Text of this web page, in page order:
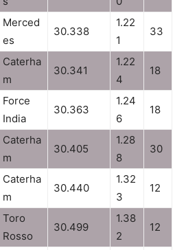
Merced
es
30.338
1.22
1
33
Caterha
m
30.341
1.22
4
18
Force
India
30.363
1.24
6
18
Caterha
m
30.405
1.28
8
30
Caterha
m
30.440
1.32
3
12
Toro
Rosso
30.499
1.38
2
12